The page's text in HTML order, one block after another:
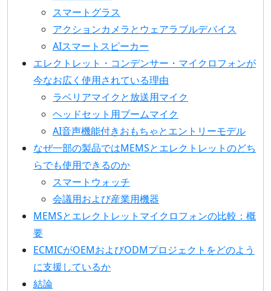
スマートグラス
アクションカメラとウェアラブルデバイス
AIスマートスピーカー
エレクトレット・コンデンサー・マイクロフォンが
今なお広く使用されている理由
ラベリアマイクと放送用マイク
ヘッドセット用ブームマイク
AI音声機能付きおもちゃとエントリーモデル
なぜ一部の製品ではMEMSとエレクトレットのどち
らでも使用できるのか
スマートウォッチ
会議用および産業用機器
MEMSとエレクトレットマイクロフォンの比較：概
要
ECMICがOEMおよびODMプロジェクトをどのよう
に支援しているか
結論